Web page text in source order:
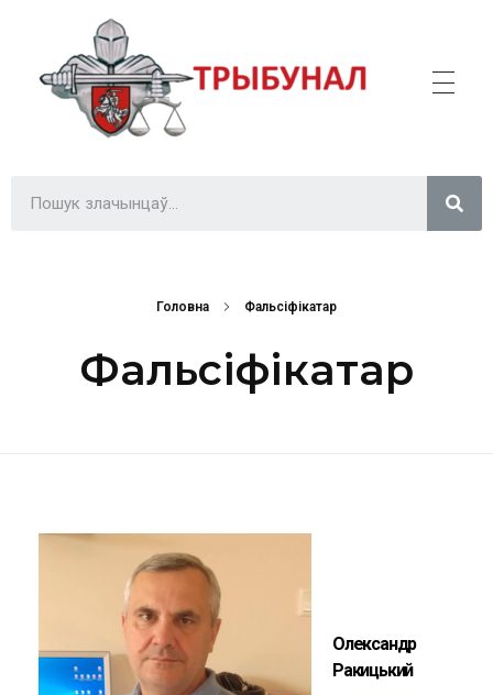
Головна Фальсіфікатар
Фальсіфікатар
Олександр
Ракицький